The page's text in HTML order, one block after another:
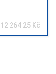
12 264.25 Kč